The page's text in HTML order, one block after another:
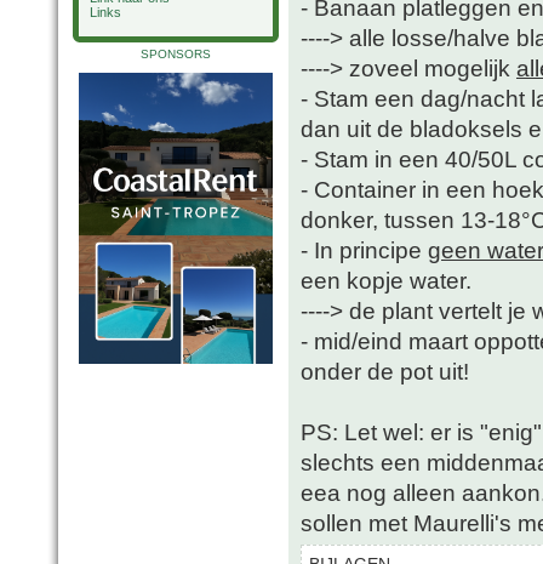
Links
SPONSORS
- Banaan platleggen
----> alle losse/halve
----> zoveel mogelijk
- Stam een dag/nacht
dan uit de bladoksels
- Stam in een 40/50L
- Container in een
donker, tussen 13-
- In principe geen
een kopje water.
----> de plant vertelt je
- mid/eind maart
onder de pot uit!
PS: Let wel: er is
slechts een
eea nog alleen
sollen met Maurelli's